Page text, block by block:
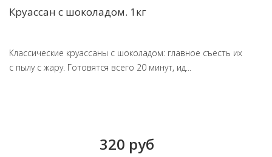
Круассан с шоколадом. 1кг
Классические круассаны с шоколадом: главное съесть их
с пылу с жару. Готовятся всего 20 минут, ид...
320 руб